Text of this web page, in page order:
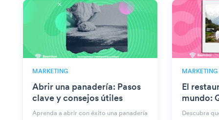
MARKETING
Abrir una panadería: Pasos
clave y consejos útiles
Aprenda a abrir con éxito una panadería
MARKETING
El
mundo:
Descubra